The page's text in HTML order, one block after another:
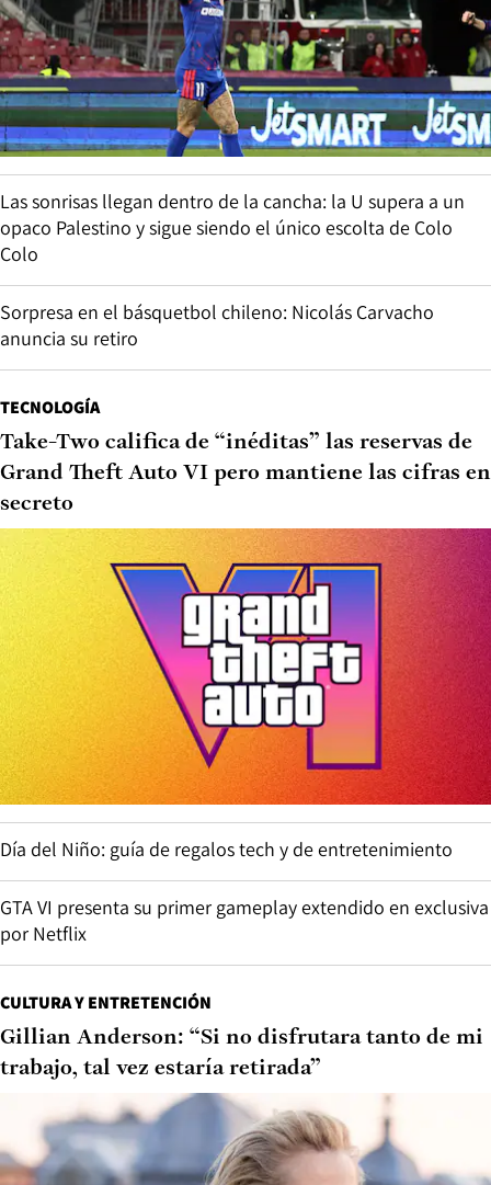
Las sonrisas llegan dentro de la cancha: la U supera a un
opaco Palestino y sigue siendo el único escolta de Colo
Colo
Sorpresa en el básquetbol chileno: Nicolás Carvacho
anuncia su retiro
TECNOLOGÍA
Take-Two califica de “inéditas” las reservas de
Grand Theft Auto VI pero mantiene las cifras en
secreto
Día del Niño: guía de regalos tech y de entretenimiento
GTA VI presenta su primer gameplay extendido en exclusiva
por Netflix
CULTURA Y ENTRETENCIÓN
Gillian Anderson: “Si no disfrutara tanto de mi
trabajo, tal vez estaría retirada”